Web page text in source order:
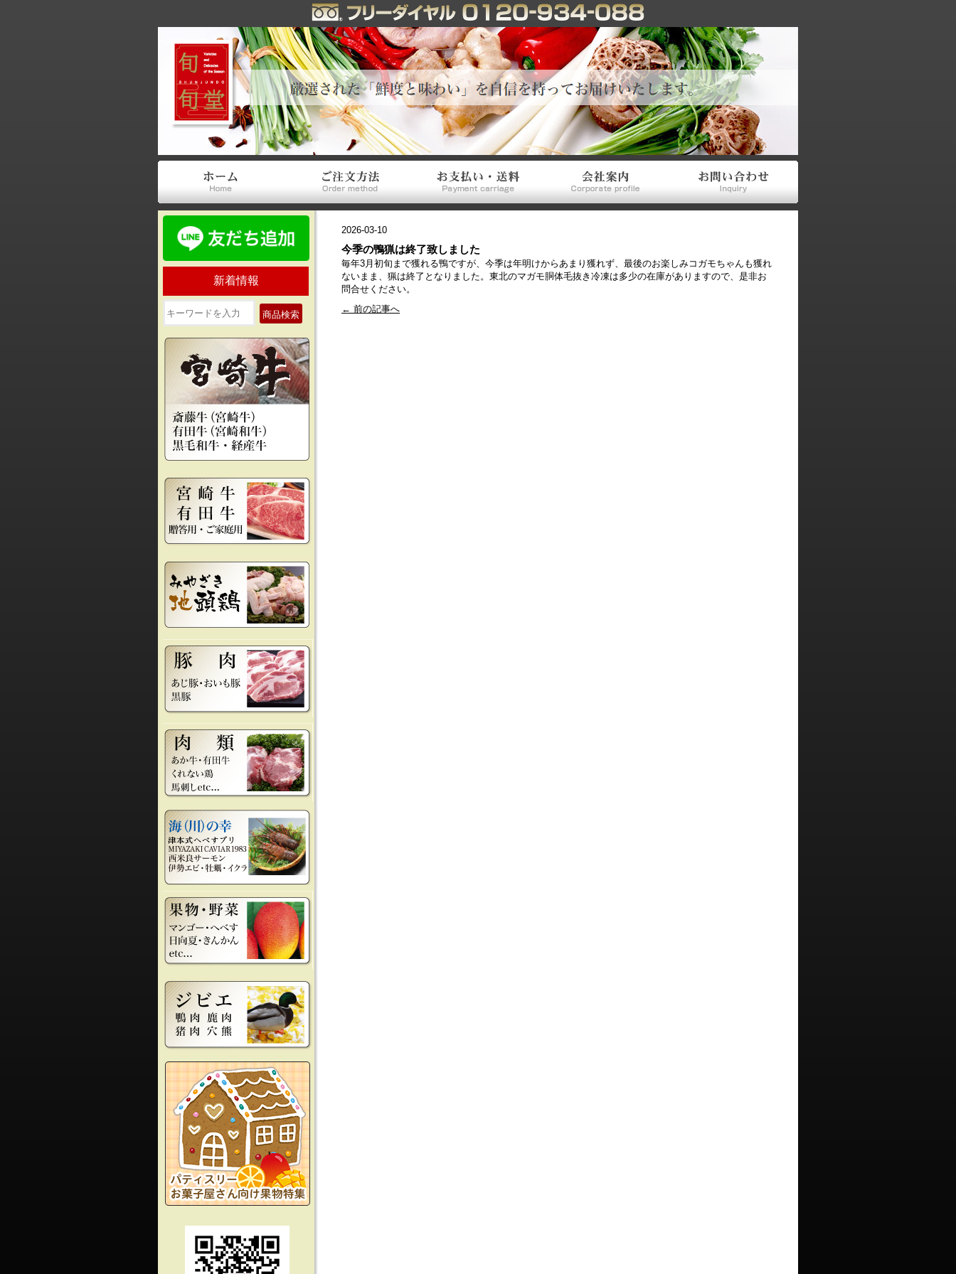
新着情報
商品検索
2026-03-10
今季の鴨猟は終了致しました
毎年3月初旬まで獲れる鴨ですが、今季は年明けからあまり獲れず、最後のお楽しみコガモちゃんも獲れ
ないまま、猟は終了となりました。東北のマガモ胴体毛抜き冷凍は多少の在庫がありますので、是非お
問合せください。
← 前の記事へ